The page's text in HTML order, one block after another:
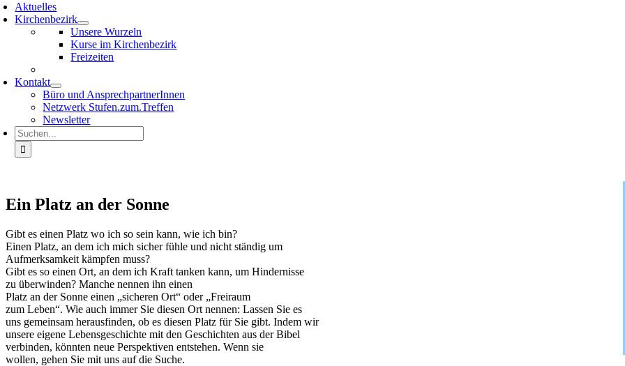
Aktuelles
Kirchenbezirk
Unsere Wurzeln
Kurse im Kirchenbezirk
Freizeiten
Kontakt
Büro und AnsprechpartnerInnen
Netzwerk Stufen.zum.Treffen
Newsletter
Suche
nach:
Ein Platz an der Sonne
Gibt es einen Platz wo ich so sein kann, wie ich bin?
Einen Platz, an dem ich mich sicher fühle und nicht ständig um
Aufmerksamkeit kämpfen muss?
Gibt es so einen Ort, an dem ich Kraft tanken kann, um Hindernisse
zu überwinden? Manche nennen ihn einen
Platz an der Sonne einen „sicheren Ort“ oder „Freiraum
zum Leben“. Wie auch immer Sie diesen Ort nennen: Lassen Sie es
uns gemeinsam herausfinden, ob es diesen Platz für Sie gibt. Indem wir
unsere eigene Lebensgeschichte mit den Geschichten aus der Bibel
verbinden, könnten neue Perspektiven entstehen. Wenn sie
wollen, gehen Sie mit uns auf die Suche.